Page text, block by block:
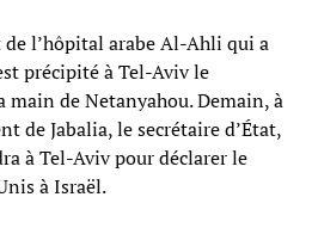
l’hôpital arabe Al-Ahli qui a
précipité à Tel-Aviv le
de Netanyahou. Demain, à
de Jabalia, le secrétaire d’État,
à Tel-Aviv pour déclarer le
à Israël.